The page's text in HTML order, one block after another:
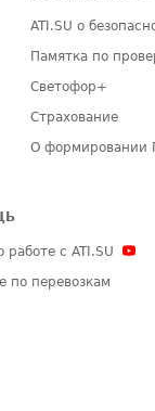
ATI.SU о
Памятка по
Светофор+
Страхование
О формировании
работе с ATI.SU
по перевозкам